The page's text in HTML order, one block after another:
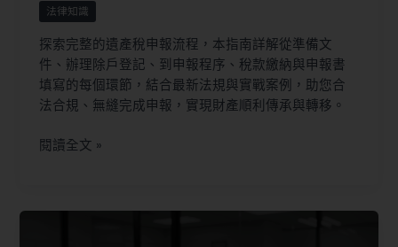
法律知識
探索完整的遺產稅申報流程，本指南詳解從準備文
件、辦理除戶登記、到申報程序、稅款繳納與申報書
填寫的每個環節，結合最新法規與實戰案例，助您合
法合規、無縫完成申報，實現財產順利傳承與轉移。
閱讀全文 »